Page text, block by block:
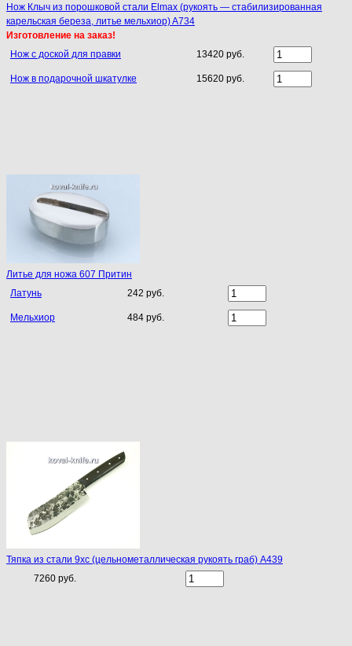
Нож Клыч из порошковой стали Elmax (рукоять — стабилизированная
карельская береза, литье мельхиор) A734
Изготовление на заказ!
Нож с доской для правки
13420 руб.
Нож в подарочной шкатулке 15620 руб.
Литье для ножа 607 Притин
Латунь
242 руб.
Мельхиор 484 руб.
Тяпка из стали 9хс (цельнометаллическая рукоять граб) A439
7260 руб.